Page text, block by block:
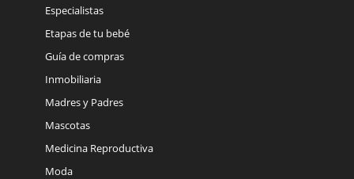
Especialistas
Etapas de tu bebé
Guía de compras
Inmobiliaria
Madres y Padres
Mascotas
Medicina Reproductiva
Moda